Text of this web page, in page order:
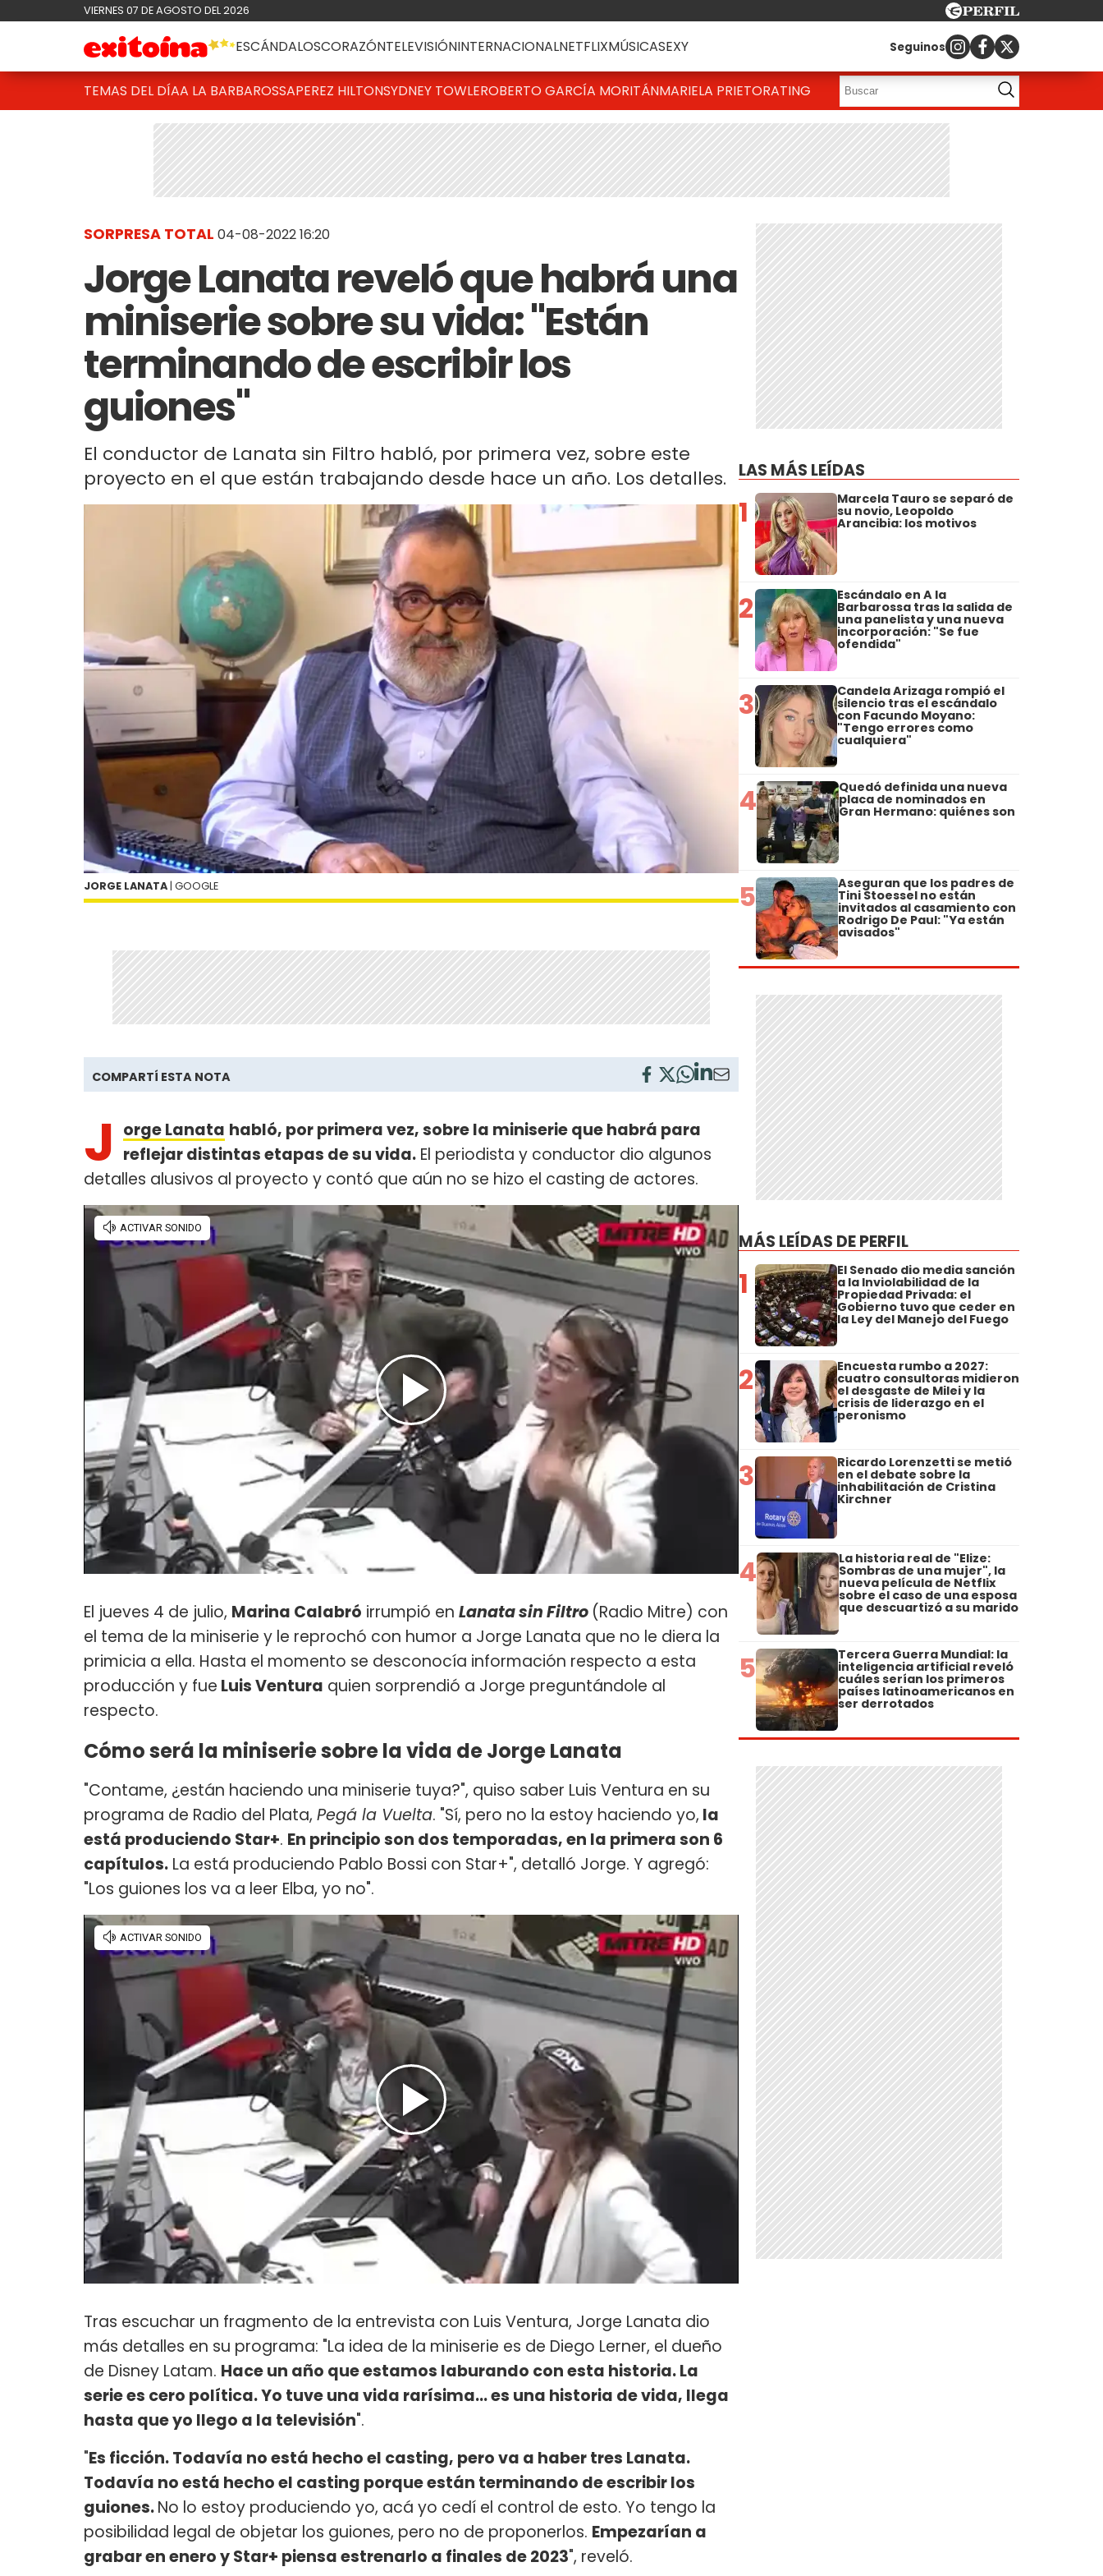
VIERNES 07 DE AGOSTO DEL 2026
ESCÁNDALOSCORAZÓNTELEVISIÓNINTERNACIONALNETFLIXMÚSICASEXY Seguinos
TEMAS DEL DÍAA LA BARBAROSSAPEREZ HILTONSYDNEY TOWLEROBERTO GARCÍA MORITÁNMARIELA PRIETORATING
SORPRESA TOTAL 04-08-2022 16:20
Jorge Lanata reveló que habrá una
miniserie sobre su vida: "Están
terminando de escribir los
guiones"
El conductor de Lanata sin Filtro habló, por primera vez, sobre este
proyecto en el que están trabajando desde hace un año. Los detalles.
JORGE LANATA | GOOGLE
COMPARTÍ ESTA NOTA
J orge Lanata habló, por primera vez, sobre la miniserie que habrá para
reflejar distintas etapas de su vida. El periodista y conductor dio algunos
detalles alusivos al proyecto y contó que aún no se hizo el casting de actores.
El jueves 4 de julio, Marina Calabró irrumpió en Lanata sin Filtro (Radio Mitre) con
el tema de la miniserie y le reprochó con humor a Jorge Lanata que no le diera la
primicia a ella. Hasta el momento se desconocía información respecto a esta
producción y fue Luis Ventura quien sorprendió a Jorge preguntándole al
respecto.
Cómo será la miniserie sobre la vida de Jorge Lanata
"Contame, ¿están haciendo una miniserie tuya?", quiso saber Luis Ventura en su
programa de Radio del Plata, Pegá la Vuelta. "Sí, pero no la estoy haciendo yo, la
está produciendo Star+. En principio son dos temporadas, en la primera son 6
capítulos. La está produciendo Pablo Bossi con Star+", detalló Jorge. Y agregó:
"Los guiones los va a leer Elba, yo no".
Tras escuchar un fragmento de la entrevista con Luis Ventura, Jorge Lanata dio
más detalles en su programa: "La idea de la miniserie es de Diego Lerner, el dueño
de Disney Latam. Hace un año que estamos laburando con esta historia. La
serie es cero política. Yo tuve una vida rarísima... es una historia de vida, llega
hasta que yo llego a la televisión".
"Es ficción. Todavía no está hecho el casting, pero va a haber tres Lanata.
Todavía no está hecho el casting porque están terminando de escribir los
guiones.No lo estoy produciendo yo, acá yo cedí el control de esto. Yo tengo la
posibilidad legal de objetar los guiones, pero no de proponerlos. Empezarían a
grabar en enero y Star+ piensa estrenarlo a finales de 2023", reveló.
LAS MÁS LEÍDAS
1 Marcela Tauro se separó de
su novio, Leopoldo
Arancibia: los motivos
2 Escándalo en A la
Barbarossa tras la salida de
una panelista y una nueva
incorporación: "Se fue
ofendida"
3 Candela Arizaga rompió el
silencio tras el escándalo
con Facundo Moyano:
"Tengo errores como
cualquiera"
4 Quedó definida una nueva
placa de nominados en
Gran Hermano: quiénes son
5 Aseguran que los padres de
Tini Stoessel no están
invitados al casamiento con
Rodrigo De Paul: "Ya están
avisados"
MÁS LEÍDAS DE PERFIL
1 El Senado dio media sanción
a la Inviolabilidad de la
Propiedad Privada: el
Gobierno tuvo que ceder en
la Ley del Manejo del Fuego
2 Encuesta rumbo a 2027:
cuatro consultoras midieron
el desgaste de Milei y la
crisis de liderazgo en el
peronismo
3 Ricardo Lorenzetti se metió
en el debate sobre la
inhabilitación de Cristina
Kirchner
4 La historia real de "Elize:
Sombras de una mujer", la
nueva película de Netflix
sobre el caso de una esposa
que descuartizó a su marido
5 Tercera Guerra Mundial: la
inteligencia artificial reveló
cuáles serían los primeros
países latinoamericanos en
ser derrotados